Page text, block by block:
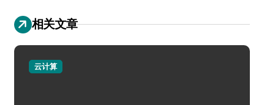
相关文章
云计算